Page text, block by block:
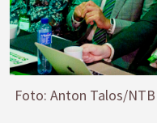
Foto: Anton Talos/NTB